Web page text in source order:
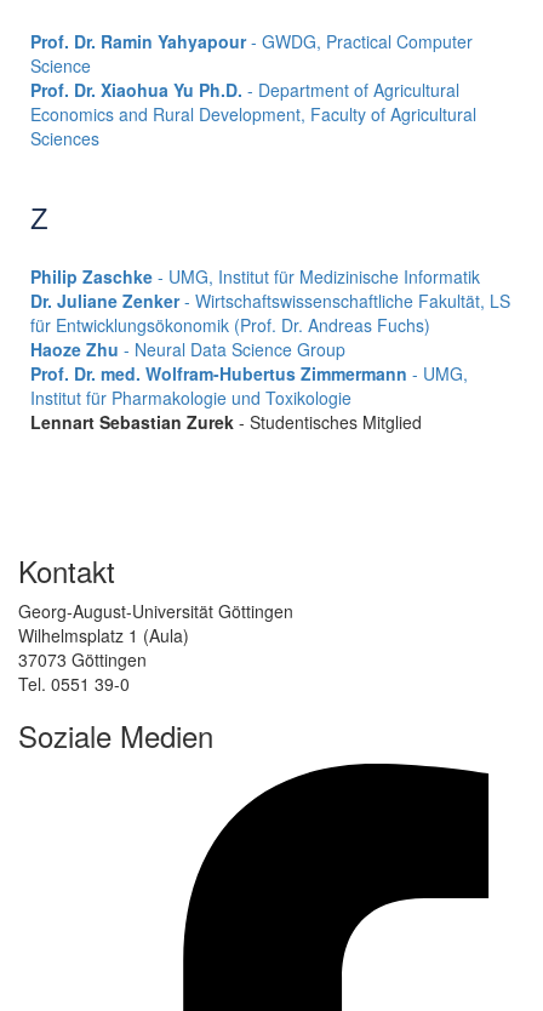
Prof. Dr. Ramin Yahyapour- GWDG, Practical Computer
Science
Prof. Dr. Xiaohua Yu Ph.D. - Department of Agricultural
Economics and Rural Development, Faculty of Agricultural
Sciences
Z
Philip Zaschke - UMG, Institut für Medizinische Informatik
Dr. Juliane Zenker- Wirtschaftswissenschaftliche Fakultät, LS
für Entwicklungsökonomik (Prof. Dr. Andreas Fuchs)
Haoze Zhu - Neural Data Science Group
Prof. Dr. med. Wolfram-Hubertus Zimmermann - UMG,
Institut für Pharmakologie und Toxikologie
Lennart Sebastian Zurek - Studentisches Mitglied
Kontakt
Georg-August-Universität Göttingen
Wilhelmsplatz 1 (Aula)
37073 Göttingen
Tel. 0551 39-0
Soziale Medien